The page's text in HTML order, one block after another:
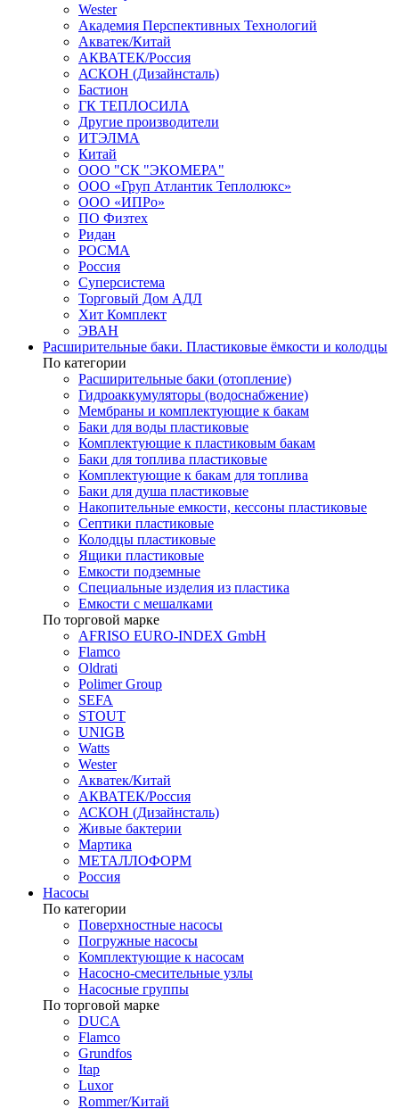
Wester
Академия Перспективных Технологий
Акватек/Китай
АКВАТЕК/Россия
АСКОН (Дизайнсталь)
Бастион
ГК ТЕПЛОСИЛА
Другие производители
ИТЭЛМА
Китай
ООО "СК "ЭКОМЕРА"
ООО «Груп Атлантик Теплолюкс»
ООО «ИПРо»
ПО Физтех
Ридан
РОСМА
Россия
Суперсистема
Торговый Дом АДЛ
Хит Комплект
ЭВАН
Расширительные баки. Пластиковые ёмкости и колодцы
По категории
Расширительные баки (отопление)
Гидроаккумуляторы (водоснабжение)
Мембраны и комплектующие к бакам
Баки для воды пластиковые
Комплектующие к пластиковым бакам
Баки для топлива пластиковые
Комплектующие к бакам для топлива
Баки для душа пластиковые
Накопительные емкости, кессоны пластиковые
Септики пластиковые
Колодцы пластиковые
Ящики пластиковые
Емкости подземные
Специальные изделия из пластика
Емкости с мешалками
По торговой марке
AFRISO EURO-INDEX GmbH
Flamco
Oldrati
Polimer Group
SEFA
STOUT
UNIGB
Watts
Wester
Акватек/Китай
АКВАТЕК/Россия
АСКОН (Дизайнсталь)
Живые бактерии
Мартика
МЕТАЛЛОФОРМ
Россия
Насосы
По категории
Поверхностные насосы
Погружные насосы
Комплектующие к насосам
Насосно-смесительные узлы
Насосные группы
По торговой марке
DUCA
Flamco
Grundfos
Itap
Luxor
Rommer/Китай